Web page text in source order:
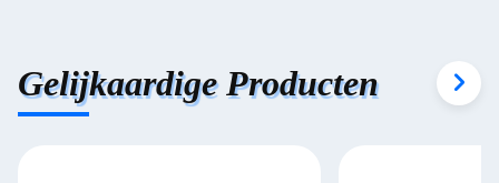
Gelijkaardige Producten